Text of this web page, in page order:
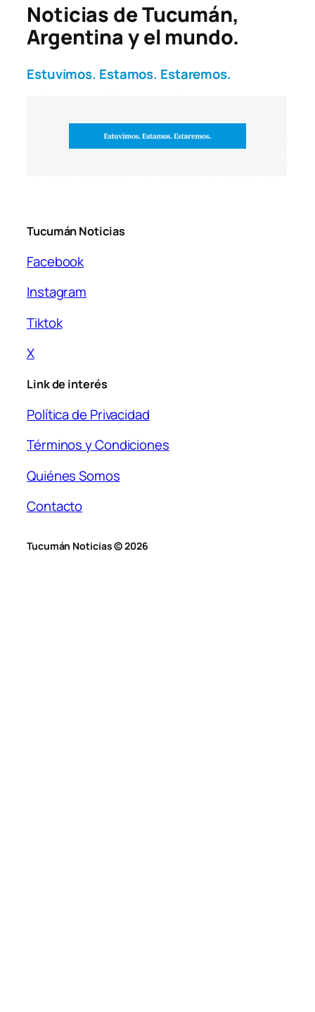
Noticias de Tucumán,
Argentina y el mundo.
Estuvimos. Estamos. Estaremos.
Tucumán Noticias
Facebook
Instagram
Tiktok
X
Link de interés
Política de Privacidad
Términos y Condiciones
Quiénes Somos
Contacto
Tucumán Noticias © 2026